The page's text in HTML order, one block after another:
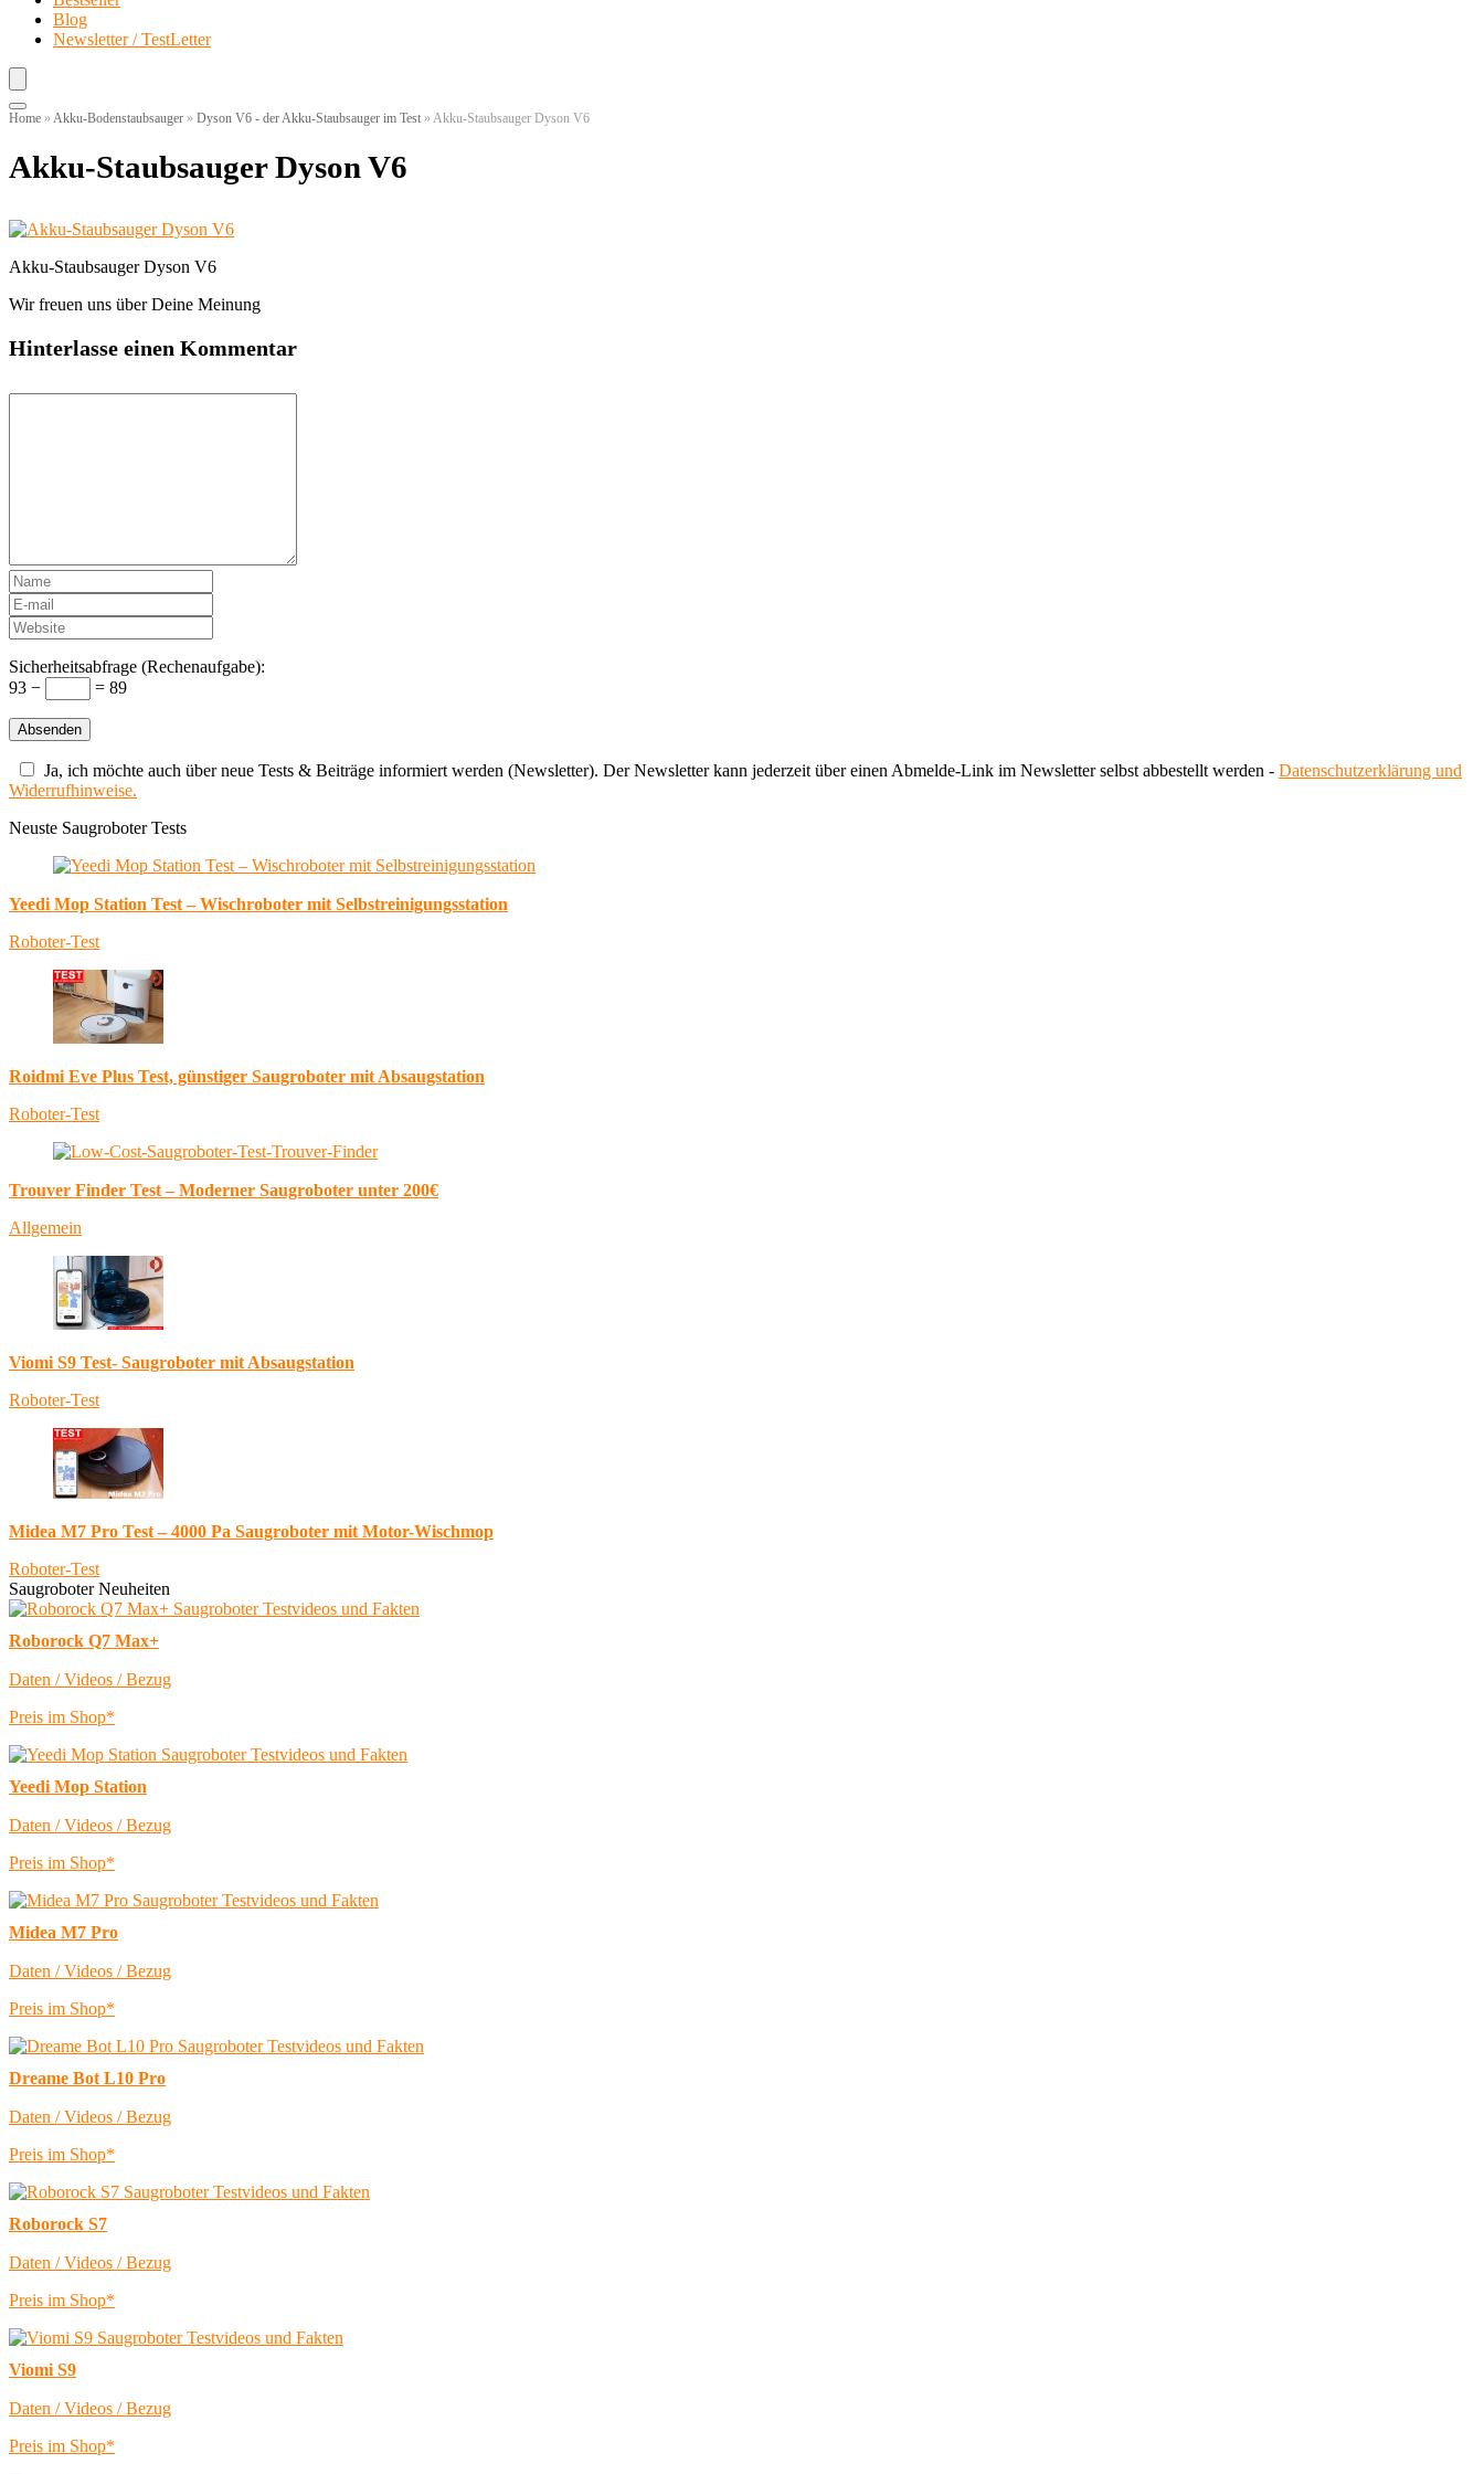
Blog
Newsletter / TestLetter
Home »Akku-Bodenstaubsauger » Dyson V6 - der Akku-Staubsauger im Test »Akku-Staubsauger Dyson V6
Akku-Staubsauger Dyson V6
Akku-Staubsauger Dyson V6
Wir freuen uns über Deine Meinung
Hinterlasse einen Kommentar
Sicherheitsabfrage (Rechenaufgabe):
93 −
= 89
Ja, ich möchte auch über neue Tests & Beiträge informiert werden (Newsletter). Der Newsletter kann jederzeit über einen Abmelde-Link im Newsletter selbst abbestellt werden - Datenschutzerklärung und
Widerrufhinweise.
Neuste Saugroboter Tests
Yeedi Mop Station Test – Wischroboter mit Selbstreinigungsstation
Roboter-Test
Roidmi Eve Plus Test, günstiger Saugroboter mit Absaugstation
Roboter-Test
Trouver Finder Test – Moderner Saugroboter unter 200€
Allgemein
Viomi S9 Test- Saugroboter mit Absaugstation
Roboter-Test
Midea M7 Pro Test – 4000 Pa Saugroboter mit Motor-Wischmop
Roboter-Test
Saugroboter Neuheiten
Roborock Q7 Max+
Daten / Videos / Bezug
Preis im Shop*
Yeedi Mop Station
Daten / Videos / Bezug
Preis im Shop*
Midea M7 Pro
Daten / Videos / Bezug
Preis im Shop*
Dreame Bot L10 Pro
Daten / Videos / Bezug
Preis im Shop*
Roborock S7
Daten / Videos / Bezug
Preis im Shop*
Viomi S9
Daten / Videos / Bezug
Preis im Shop*